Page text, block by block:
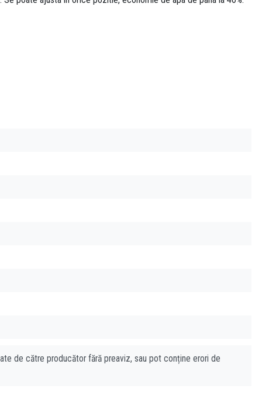
de către producător fără preaviz, sau pot conține erori de